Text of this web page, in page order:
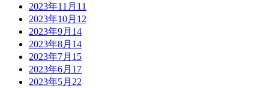
2023年11月 11
2023年10月 12
2023年9月 14
2023年8月 14
2023年7月 15
2023年6月 17
2023年5月 22